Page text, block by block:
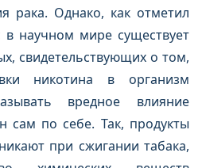
рака. Однако, как отметил
в научном мире существует
свидетельствующих о том,
никотина в организм
вредное влияние
сам по себе. Так, продукты
при сжигании табака,